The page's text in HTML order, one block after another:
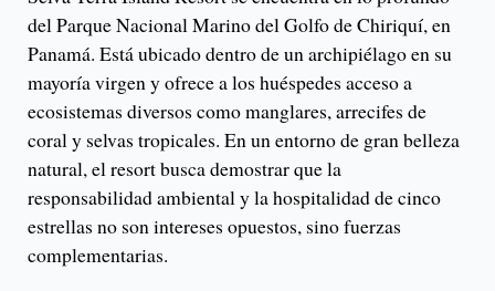
del Parque Nacional Marino del Golfo de Chiriquí, en
Panamá. Está ubicado dentro de un archipiélago en su
mayoría virgen y ofrece a los huéspedes acceso a
ecosistemas diversos como manglares, arrecifes de
coral y selvas tropicales. En un entorno de gran belleza
natural, el resort busca demostrar que la
responsabilidad ambiental y la hospitalidad de cinco
estrellas no son intereses opuestos, sino fuerzas
complementarias.